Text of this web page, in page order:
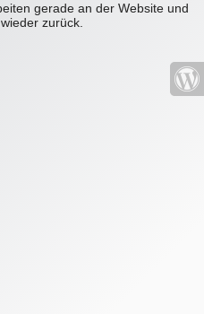
gerade an der Website und
zurück.